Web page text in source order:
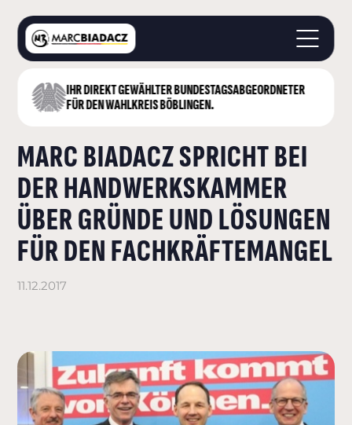
IHR DIREKT GEWÄHLTER BUNDESTAGS­ABGEORDNETER
FÜR DEN WAHLKREIS BÖBLINGEN.
STARTSEITE
LANDKREIS BÖBLINGEN
DEUTSCHER BUNDESTAG
AKTUELLES
KONTAKT
MARC BIADACZ SPRICHT BEI
DER HANDWERKSKAMMER
ÜBER GRÜNDE UND LÖSUNGEN
FÜR DEN FACHKRÄFTEMANGEL
11.12.2017